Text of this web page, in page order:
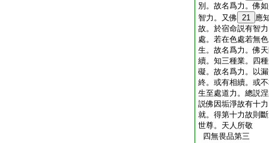
別。故名爲力。佛
智力。又佛 21 應
故。於宿命説有智
處。若在色處若無
生。故名爲力。佛
續。知三種業。四
礙。故名爲力。以
終。或有相續。或
生至處道力。總説
説佛因垢淨故有十
就。得第十力故則
世尊。天人所敬
四無畏品第三